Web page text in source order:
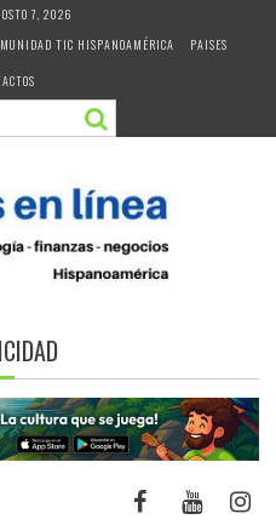
7, 2026
TIC HISPANOAMÉRICA
PAISES